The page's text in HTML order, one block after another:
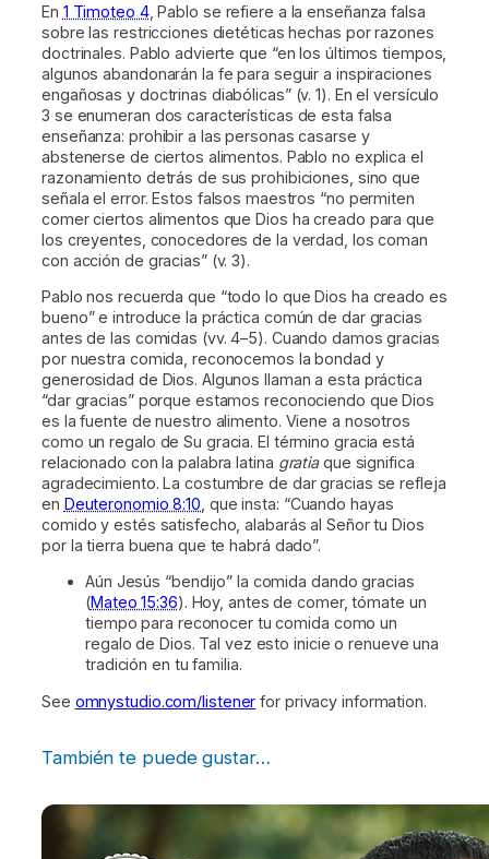
En 1 Timoteo 4, Pablo se refiere a la enseñanza falsa
sobre las restricciones dietéticas hechas por razones
doctrinales. Pablo advierte que “en los últimos tiempos,
algunos abandonarán la fe para seguir a inspiraciones
engañosas y doctrinas diabólicas” (v. 1). En el versículo
3 se enumeran dos características de esta falsa
enseñanza: prohibir a las personas casarse y
abstenerse de ciertos alimentos. Pablo no explica el
razonamiento detrás de sus prohibiciones, sino que
señala el error. Estos falsos maestros “no permiten
comer ciertos alimentos que Dios ha creado para que
los creyentes, conocedores de la verdad, los coman
con acción de gracias” (v. 3).
Pablo nos recuerda que “todo lo que Dios ha creado es
bueno” e introduce la práctica común de dar gracias
antes de las comidas (vv. 4–5). Cuando damos gracias
por nuestra comida, reconocemos la bondad y
generosidad de Dios. Algunos llaman a esta práctica
“dar gracias” porque estamos reconociendo que Dios
es la fuente de nuestro alimento. Viene a nosotros
como un regalo de Su gracia. El término gracia está
relacionado con la palabra latina gratiaque significa
agradecimiento. La costumbre de dar gracias se refleja
en Deuteronomio 8:10 , que insta: “Cuando hayas
comido y estés satisfecho, alabarás al Señor tu Dios
por la tierra buena que te habrá dado”.
Aún Jesús “bendijo” la comida dando gracias
(Mateo 15:36). Hoy, antes de comer, tómate un
tiempo para reconocer tu comida como un
regalo de Dios. Tal vez esto inicie o renueve una
tradición en tu familia.
See omnystudio.com/listener for privacy information.
También te puede gustar…